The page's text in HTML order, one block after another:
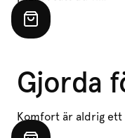
Gjorda
Komfort är aldrig ett